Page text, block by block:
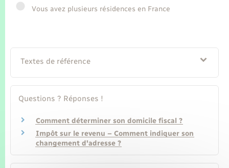
Vous avez plusieurs résidences en France
Textes de référence
Questions ? Réponses !
Comment déterminer son domicile fiscal ?
Impôt sur le revenu – Comment indiquer son
changement d'adresse ?